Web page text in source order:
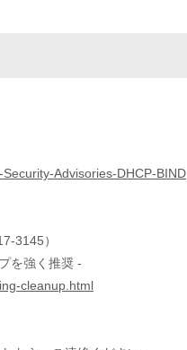
Advisories-DHCP-BIND
3145）
を強く推奨 -
cleanup.html